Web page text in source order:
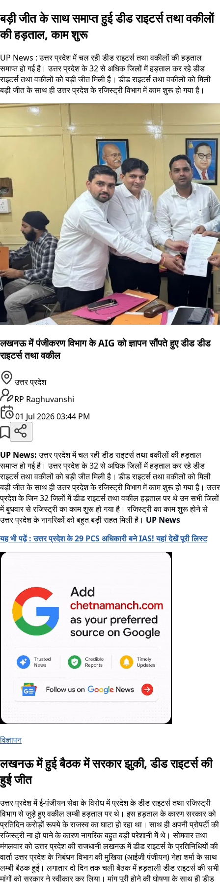
बड़ी जीत के साथ समाप्त हुई डीड राइटर्स तथा वकीलों
की हड़ताल, काम शुरू
UP News : उत्तर प्रदेश में चल रही डीड राइटर्स तथा वकीलों की हड़ताल
समाप्त हो गई है। उत्तर प्रदेश के 32 से अधिक जिलों में हड़ताल कर रहे डीड
राइटर्स तथा वकीलों को बड़ी जीत मिली है। डीड राइटर्स तथा वकीलों को मिली
बड़ी जीत के साथ ही उत्तर प्रदेश के रजिस्ट्री विभाग में काम शुरू हो गया है।
लखनऊ में पंजीकरण विभाग के AIG को ज्ञापन सौंपते हुए डीड डीड
राइटर्स तथा वकील
उत्तर प्रदेश
RP Raghuvanshi
01 Jul 2026 03:44 PM
UP News:उत्तर प्रदेश में चल रही डीड राइटर्स तथा वकीलों की हड़ताल
समाप्त हो गई है। उत्तर प्रदेश के 32 से अधिक जिलों में हड़ताल कर रहे डीड
राइटर्स तथा वकीलों को बड़ी जीत मिली है। डीड राइटर्स तथा वकीलों को मिली
बड़ी जीत के साथ ही उत्तर प्रदेश के रजिस्ट्री विभाग में काम शुरू हो गया है। उत्तर
प्रदेश के जिन 32 जिलों में डीड राइटर्स तथा वकील हड़ताल पर थे उन सभी जिलों
में बुधवार से रजिस्ट्री का काम शुरू हो गया है। रजिस्ट्री का काम शुरू होने से
उत्तर प्रदेश के नागरिकों को बहुत बड़ी राहत मिली है। UP News
यह भी पढ़ें : उत्तर प्रदेश के 29 PCS अधिकारी बने IAS! यहां देखें पूरी लिस्ट
विज्ञापन
लखनऊ में हुई बैठक में सरकार झुकी, डीड राइटर्स की
हुई जीत
उत्तर प्रदेश में ई-पंजीयन सेवा के विरोध में प्रदेश के डीड राइटर्स तथा रजिस्ट्री
विभाग से जुड़े हुए वकील लम्बी हड़ताल पर थे। इस हड़ताल के कारण सरकार को
प्रतिदिन करोड़ों रूपये के राजस्व का घाटा हो रहा था। साथ ही अपनी प्रोपर्टी की
रजिस्ट्री ना हो पाने के कारण नागरिक बहुत बड़ी परेशानी में थे। सोमवार तथा
मंगलवार को उत्तर प्रदेश की राजधानी लखनऊ में डीड राइटर्स के प्रतिनिधियों की
वार्ता उत्तर प्रदेश के निबंधन विभाग की मुखिया (आईजी पंजीयन) नेहा शर्मा के साथ
लम्बी बैठक हुई। लगातार दो दिन तक चली बैठक में हड़ताली डीड राइटर्स की सभी
मांगों को सरकार ने स्वीकार कर लिया। मांग पूरी होने की घोषणा के साथ ही डीड